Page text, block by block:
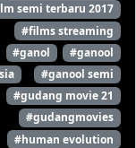
semi terbaru 2017
#films streaming
#ganol
#ganool
#ganool semi
#gudang movie 21
#gudangmovies
#human evolution